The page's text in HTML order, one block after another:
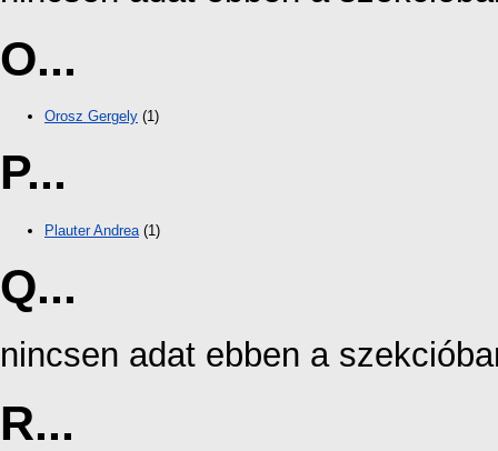
O...
Orosz Gergely (1)
P...
Plauter Andrea (1)
Q...
nincsen adat ebben a
R...